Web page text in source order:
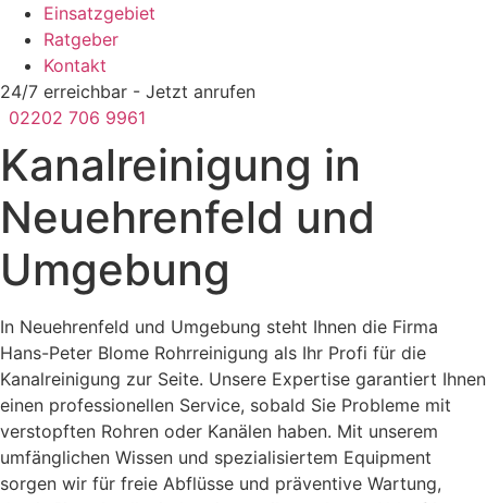
Einsatzgebiet
Ratgeber
Kontakt
24/7 erreichbar - Jetzt anrufen
02202 706 9961
Kanalreinigung in
Neuehrenfeld und
Umgebung
In Neuehrenfeld und Umgebung steht Ihnen die Firma
Hans-Peter Blome Rohrreinigung als Ihr Profi für die
Kanalreinigung zur Seite. Unsere Expertise garantiert Ihnen
einen professionellen Service, sobald Sie Probleme mit
verstopften Rohren oder Kanälen haben. Mit unserem
umfänglichen Wissen und spezialisiertem Equipment
sorgen wir für freie Abflüsse und präventive Wartung,